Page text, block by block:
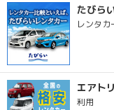
たびら
レンタカ
エアト
利用